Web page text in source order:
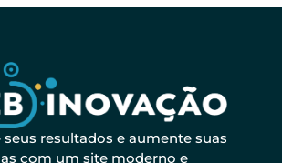
seus resultados e aumente suas
com um site moderno e